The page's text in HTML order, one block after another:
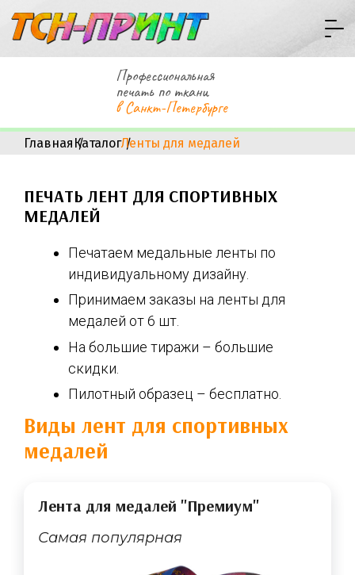
Профессиональная
печать по ткани
в Санкт-Петербурге
Главная КаталогЛенты для медалей
ПЕЧАТЬ ЛЕНТ ДЛЯ СПОРТИВНЫХ
МЕДАЛЕЙ
Печатаем медальные ленты по
индивидуальному дизайну.
Принимаем заказы на ленты для
медалей от 6 шт.
На большие тиражи – большие
скидки.
Пилотный образец – бесплатно.
Виды лент для спортивных
медалей
Лента для медалей "Премиум"
Самая популярная